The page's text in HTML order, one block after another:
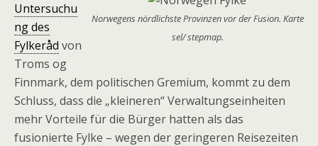
Norwegens nördlichste Provinzen vor der Fusion. Karte
sel/ stepmap.
Untersuchu
ng des
Fylkeråd von
Troms og
Finnmark, dem politischen Gremium, kommt zu dem
Schluss, dass die „kleineren“ Verwaltungseinheiten
mehr Vorteile für die Bürger hatten als das
fusionierte Fylke – wegen der geringeren Reisezeiten